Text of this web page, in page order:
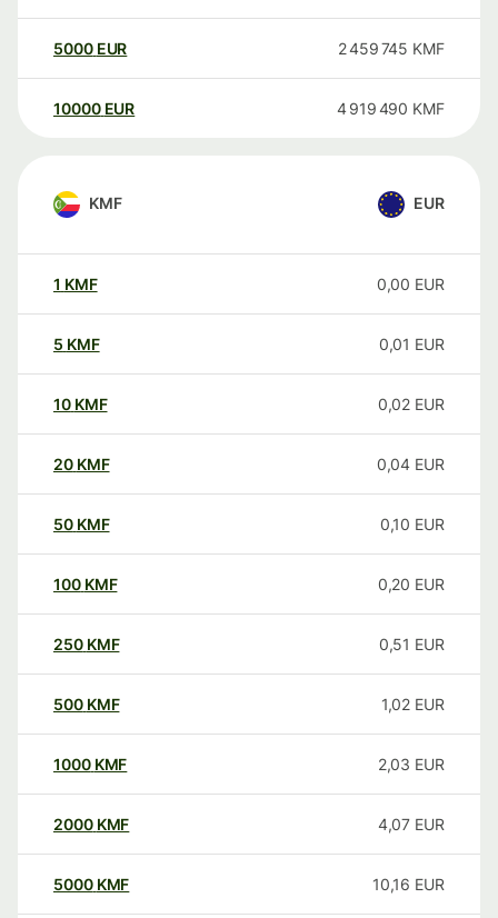
5000 EUR 2 459 745 KMF
10000 EUR 4 919 490 KMF
KMF EUR
1 KMF 0,00 EUR
5 KMF 0,01 EUR
10 KMF 0,02 EUR
20 KMF 0,04 EUR
50 KMF 0,10 EUR
100 KMF 0,20 EUR
250 KMF 0,51 EUR
500 KMF 1,02 EUR
1000 KMF 2,03 EUR
2000 KMF 4,07 EUR
5000 KMF 10,16 EUR